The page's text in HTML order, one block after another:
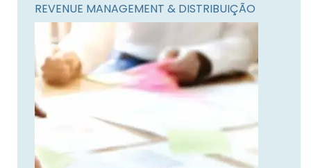
REVENUE MANAGEMENT & DISTRIBUIÇÃO